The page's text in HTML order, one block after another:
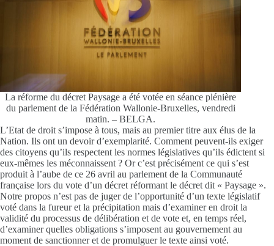
La réforme du décret Paysage a été votée en séance plénière
du parlement de la Fédération Wallonie-Bruxelles, vendredi
matin. – BELGA.
L’Etat de droit s’impose à tous, mais au premier titre aux élus de la
Nation. Ils ont un devoir d’exemplarité. Comment peuvent-ils exiger
des citoyens qu’ils respectent les normes législatives qu’ils édictent si
eux-mêmes les méconnaissent ? Or c’est précisément ce qui s’est
produit à l’aube de ce 26 avril au parlement de la Communauté
française lors du vote d’un décret réformant le décret dit « Paysage ».
Notre propos n’est pas de juger de l’opportunité d’un texte législatif
voté dans la fureur et la précipitation mais d’examiner en droit la
validité du processus de délibération et de vote et, en temps réel,
d’examiner quelles obligations s’imposent au gouvernement au
moment de sanctionner et de promulguer le texte ainsi voté.